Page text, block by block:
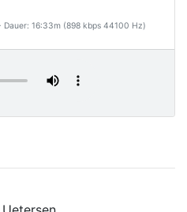
Dauer: 16:33m (898 kbps 44100 Hz)